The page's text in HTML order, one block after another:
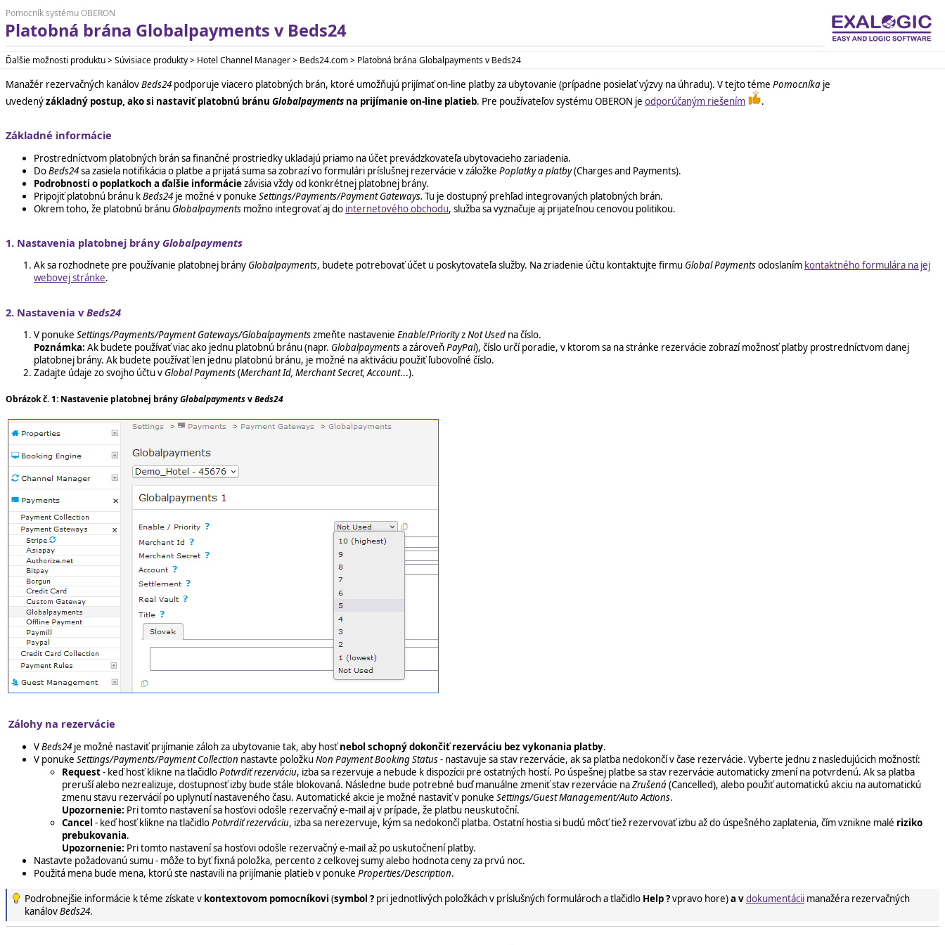
Pomocník systému OBERON
Platobná brána Globalpayments v Beds24
Ďalšie možnosti produktu > Súvisiace produkty > Hotel Channel Manager > Beds24.com > Platobná brána Globalpayments v Beds24
Manažér rezervačných kanálovBeds24 podporuje viacero platobných brán, ktoré umožňujú prijímať on-line platby za ubytovanie (prípadne posielať výzvy na úhradu). V tejto téme Pomocníka je
uvedenýzákladný postup, ako si nastaviť platobnú bránu Globalpayments na prijímanie on-line platieb. Pre používateľov systému OBERON je odporúčaným riešením .
Základné informácie
Prostredníctvom platobných brán sa finančné prostriedky ukladajú priamo na účet prevádzkovateľa ubytovacieho zariadenia.
DoBeds24sa zasiela notifikácia o platbe a prijatá suma sa zobrazí vo formulári príslušnej rezervácie v záložke Poplatky a platby(Charges and Payments).
Podrobnosti o poplatkoch a ďalšie informáciezávisia vždy od konkrétnej platobnej brány.
Pripojiť platobnú bránu kBeds24 je možné v ponuke Settings/Payments/Payment Gateways. Tu je dostupný prehľad integrovaných platobných brán.
Okrem toho, že platobnú bránu Globalpayments možno integrovať aj do internetového obchodu, služba sa vyznačuje aj prijateľnou cenovou politikou.
1. Nastavenia platobnej brány Globalpayments
Ak sa rozhodnete pre používanie platobnej brány Globalpayments, budete potrebovať účet u poskytovateľa služby. Na zriadenie účtu kontaktujte firmu Global Paymentsodoslaním kontaktného formulára na jej
webovej stránke.
2. Nastavenia vBeds24
V ponuke Settings/Payments/Payment Gateways/Globalpaymentszmeňte nastavenie Enable/PriorityzNot Used na číslo.
Poznámka: Ak budete používať viac ako jednu platobnú bránu (napr. Globalpaymentsa zároveňPayPal), číslo určí poradie, v ktorom sa na stránke rezervácie zobrazí možnosť platby prostredníctvom danej
platobnej brány. Ak budete používať len jednu platobnú bránu, je možné na aktiváciu použiť ľubovoľné číslo.
Zadajte údaje zo svojho účtu v Global Payments(Merchant Id, Merchant Secret, Account...).
Obrázok č. 1: Nastavenie platobnej brányGlobalpaymentsvBeds24
Zálohy na rezervácie
VBeds24 je možné nastaviť prijímanie záloh za ubytovanie tak, aby hosťnebol schopný dokončiť rezerváciu bez vykonania platby.
V ponuke Settings/Payments/Payment Collection nastavte položkuNon Payment Booking Status - nastavuje sa stav rezervácie, ak sa platba nedokončí v čase rezervácie. Vyberte jednu z nasledujúcich možností:
Request- keď hosť klikne na tlačidloPotvrdiť rezerváciu, izba sa rezervuje a nebude k dispozícii pre ostatných hostí. Po úspešnej platbe sa stav rezervácie automaticky zmení na potvrdenú. Ak sa platba
preruší alebo nezrealizuje, dostupnosť izby bude stále blokovaná. Následne bude potrebné buď manuálne zmeniť stav rezervácie naZrušená(Cancelled), alebo použiť automatickú akciu na automatickú
zmenu stavu rezervácií po uplynutí nastaveného času. Automatické akcie je možné nastaviť v ponuke Settings/Guest Management/Auto Actions.
Upozornenie: Pri tomto nastavení sa hosťovi odošle rezervačný e-mail aj v prípade, že platbu neuskutoční.
Cancel - keď hosť klikne na tlačidloPotvrdiť rezerváciu, izba sa nerezervuje, kým sa nedokončí platba. Ostatní hostia si budú môcť tiež rezervovať izbu až do úspešného zaplatenia, čím vznikne malé riziko
prebukovania.
Upozornenie: Pri tomto nastavení sa hosťovi odošle rezervačný e-mail až po uskutočnení platby.
Nastavte požadovanú sumu - môže to byť fixná položka, percento z celkovej sumy alebo hodnota ceny za prvú noc.
Použitá mena bude mena, ktorú ste nastavili na prijímanie platieb v ponuke Properties/Description.
Podrobnejšie informácie k téme získate v kontextovom pomocníkovi (symbol ? pri jednotlivých položkách v príslušných formulároch a tlačidlo Help ?vpravo hore)a vdokumentácii manažéra rezervačných
kanálovBeds24.